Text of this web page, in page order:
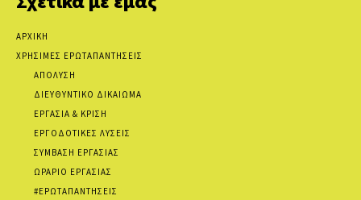
ΑΡΧΙΚΗ
ΧΡΗΣΙΜΕΣ ΕΡΩΤΑΠΑΝΤΗΣΕΙΣ
ΑΠΟΛΥΣΗ
ΔΙΕΥΘΥΝΤΙΚΟ ΔΙΚΑΙΩΜΑ
ΕΡΓΑΣΙΑ & ΚΡΙΣΗ
ΕΡΓΟΔΟΤΙΚΕΣ ΛΥΣΕΙΣ
ΣΥΜΒΑΣΗ ΕΡΓΑΣΙΑΣ
ΩΡΑΡΙΟ ΕΡΓΑΣΙΑΣ
#ΕΡΩΤΑΠΑΝΤΗΣΕΙΣ